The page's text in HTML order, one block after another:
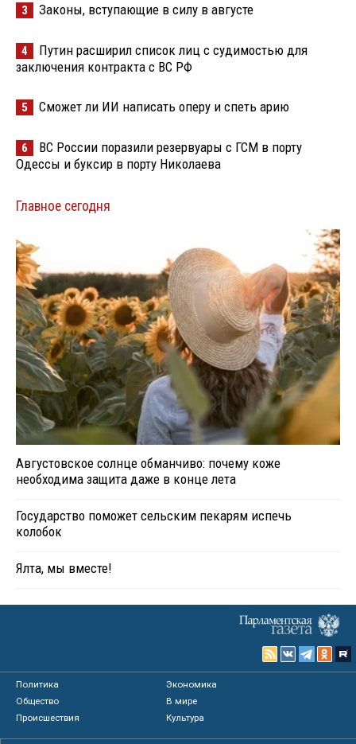
3 Законы, вступающие в силу в августе
4
Путин расширил список лиц с судимостью для
заключения контракта с ВС РФ
5 Сможет ли ИИ написать оперу и спеть арию
6
ВС России поразили резервуары с ГСМ в порту
Одессы и буксир в порту Николаева
Главное сегодня
Августовское солнце обманчиво: почему коже
необходима защита даже в конце лета
Государство поможет сельским пекарям испечь
колобок
Ялта, мы вместе!
Политика
Экономика
Общество
В мире
Происшествия
Культура